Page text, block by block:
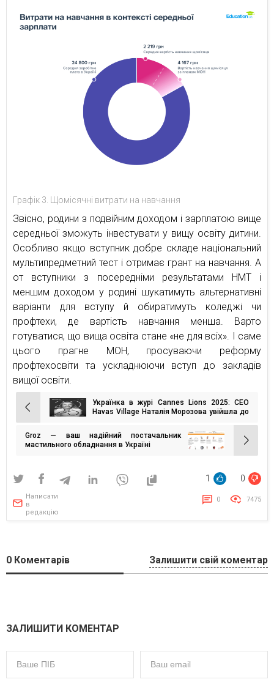
Графік 3. Щомісячні витрати на навчання
Звісно, родини з подвійним доходом і зарплатою вище
середньої зможуть інвестувати у вищу освіту дитини.
Особливо якщо вступник добре складе національний
мультипредметний тест і отримає грант на навчання. А
от вступники з посередніми результатами НМТ і
меншим доходом у родині шукатимуть альтернативні
варіанти для вступу й обиратимуть коледжі чи
профтехи, де вартість навчання менша. Варто
готуватися, що вища освіта стане «не для всіх». І саме
цього прагне МОН, просуваючи реформу
профтехосвіти та ускладнюючи вступ до закладів
вищої освіти.
Навігація
записів
Українка в журі Cannes Lions 2025: CEO
Havas Village Наталія Морозова увійшла до
Groz — ваш надійний постачальник
мастильного обладнання в Україні
1 0
Написати
в
редакцію
0 7475
0 Коментарів Залишити свій коментар
ЗАЛИШИТИ КОМЕНТАР